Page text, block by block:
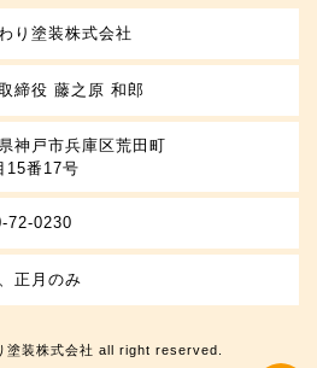
り塗装株式会社
締役 藤之原 和郎
神戸市兵庫区荒田町
15番17号
72-0230
正月のみ
塗装株式会社 all right reserved.